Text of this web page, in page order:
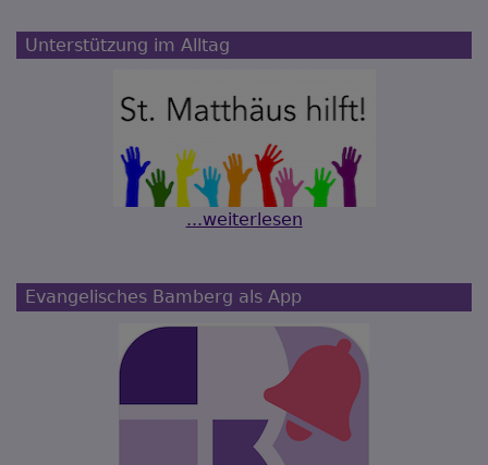
Unterstützung im Alltag
...weiterlesen
Evangelisches Bamberg als App